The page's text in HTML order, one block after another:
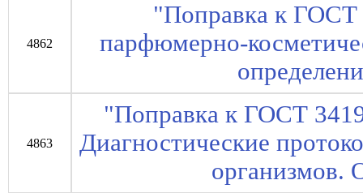
4862
"Поправка к ГОСТ
парфюмерно-
4863
"Поправка к ГОСТ
Диагностические
организмов.